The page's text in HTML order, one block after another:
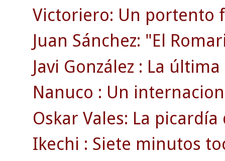
Victoriero: Un portento
Juan Sánchez: "El
Javi González : La
Nanuco : Un
Oskar Vales: La picardía
Ikechi : Siete minutos